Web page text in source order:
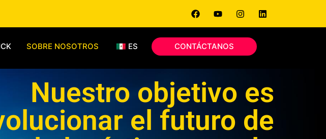
SOBRE NOSOTROS ES CONTÁCTANOS
Nuestro objetivo es
el futuro de